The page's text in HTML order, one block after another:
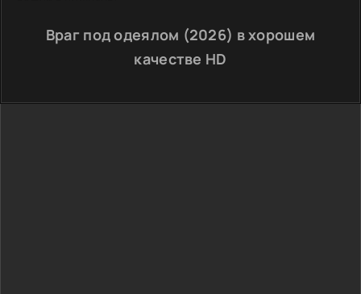
Враг под одеялом (2026) в хорошем
качестве HD